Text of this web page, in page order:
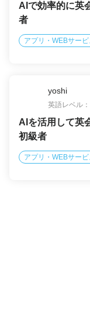
AIで効率的に英
者
アプリ・WEBサービ
yoshi
英語レベル：
AIを活用して英
初級者
アプリ・WEBサービ